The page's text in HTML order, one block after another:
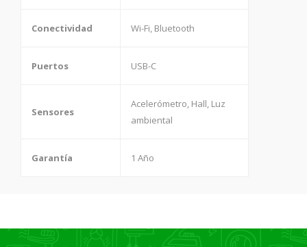
Conectividad Wi-Fi, Bluetooth
Puertos USB-C
Sensores
Acelerómetro, Hall, Luz
ambiental
Garantía 1 Año